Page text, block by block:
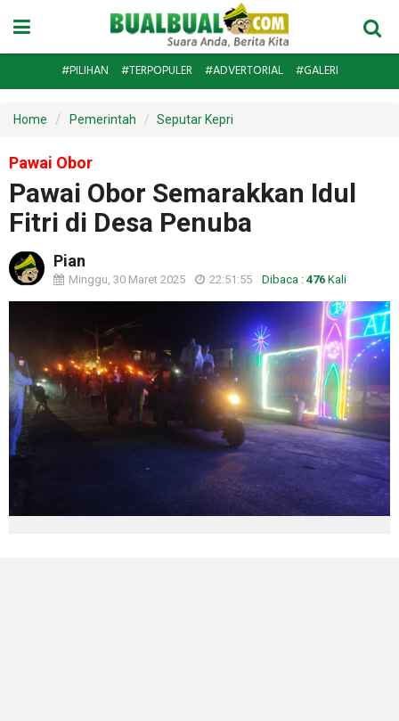
#PILIHAN #TERPOPULER #ADVERTORIAL #GALERI
Home Pemerintah Seputar Kepri
Pawai Obor
Pawai Obor Semarakkan Idul
Fitri di Desa Penuba
Pian
Minggu, 30 Maret 2025 22:51:55 Dibaca : 476 Kali